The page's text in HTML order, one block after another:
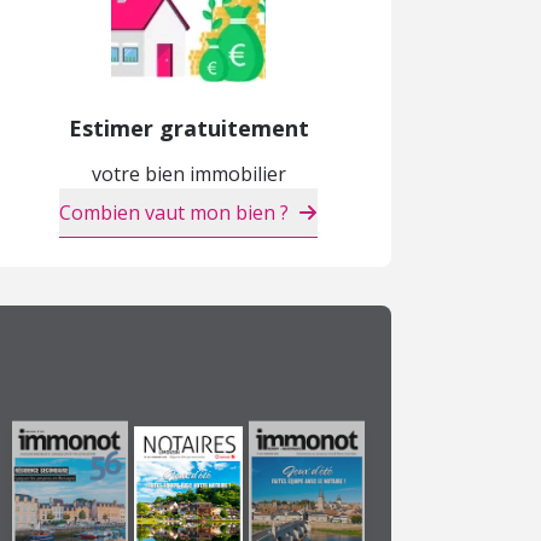
Estimer gratuitement
votre bien immobilier
Combien vaut mon bien ?